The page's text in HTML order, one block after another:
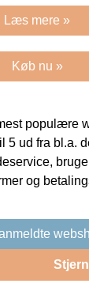
Læs mere »
Køb nu »
populære
5 ud fra bl.a.
og